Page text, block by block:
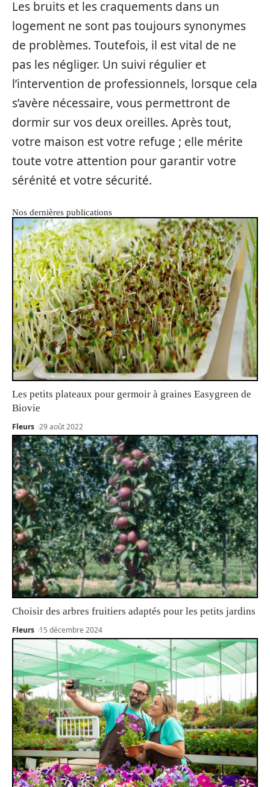
Les bruits et les craquements dans un
logement ne sont pas toujours synonymes
de problèmes. Toutefois, il est vital de ne
pas les négliger. Un suivi régulier et
l’intervention de professionnels, lorsque cela
s’avère nécessaire, vous permettront de
dormir sur vos deux oreilles. Après tout,
votre maison est votre refuge ; elle mérite
toute votre attention pour garantir votre
sérénité et votre sécurité.
Nos dernières publications
Les petits plateaux pour germoir à graines Easygreen de
Biovie
Fleurs 29 août 2022
Choisir des arbres fruitiers adaptés pour les petits jardins
Fleurs 15 décembre 2024